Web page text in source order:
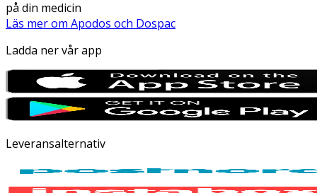
på din medicin
Läs mer om Apodos och Dospac
Ladda ner vår app
Leveransalternativ